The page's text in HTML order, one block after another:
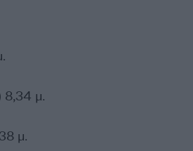
8,34 μ.
μ.